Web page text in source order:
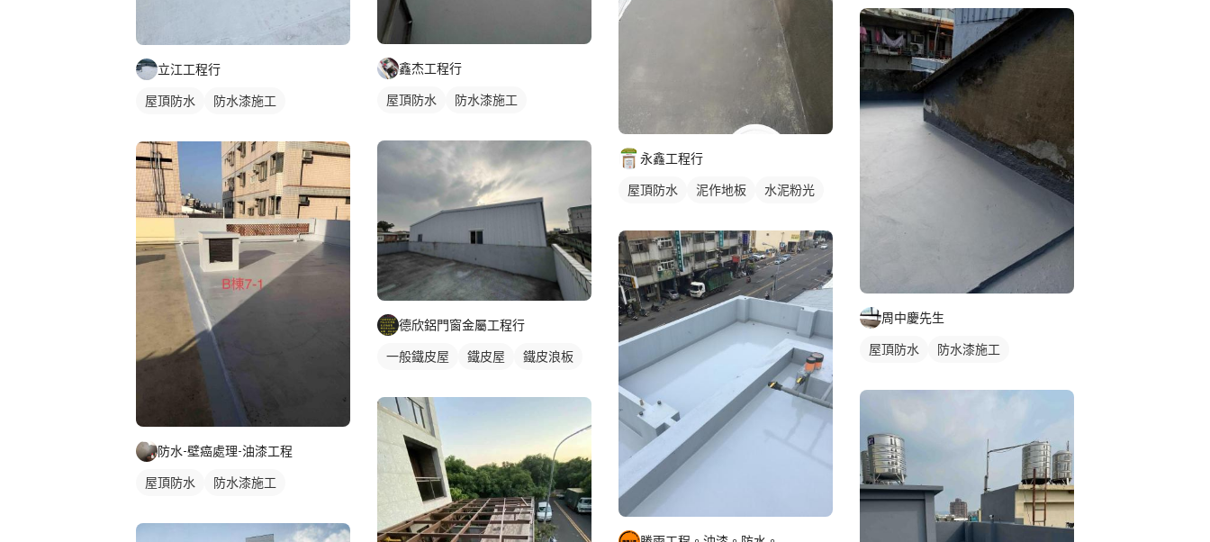
立江工程行
屋頂防水 防水漆施工
防水-壁癌處理-油漆工程
屋頂防水 防水漆施工
鑫杰工程行
屋頂防水 防水漆施工
德欣鋁門窗金屬工程行
一般鐵皮屋 鐵皮屋 鐵皮浪板
永鑫工程行
屋頂防水 泥作地板 水泥粉光
周中慶先生
屋頂防水 防水漆施工